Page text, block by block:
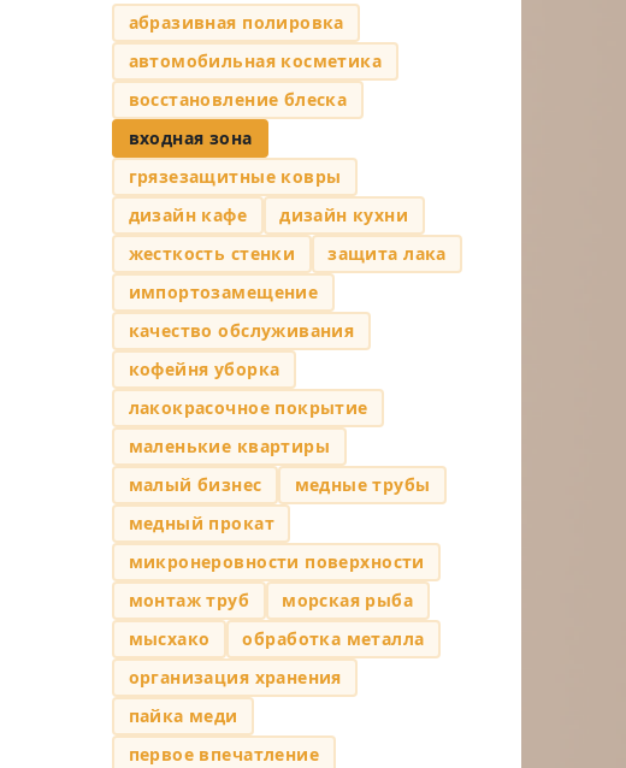
абразивная полировка
автомобильная косметика
восстановление блеска
входная зона
грязезащитные ковры
дизайн кафе
дизайн кухни
жесткость стенки
защита лака
импортозамещение
качество обслуживания
кофейня уборка
лакокрасочное покрытие
маленькие квартиры
малый бизнес
медные трубы
медный прокат
микронеровности поверхности
монтаж труб
морская рыба
мысхако
обработка металла
организация хранения
пайка меди
первое впечатление